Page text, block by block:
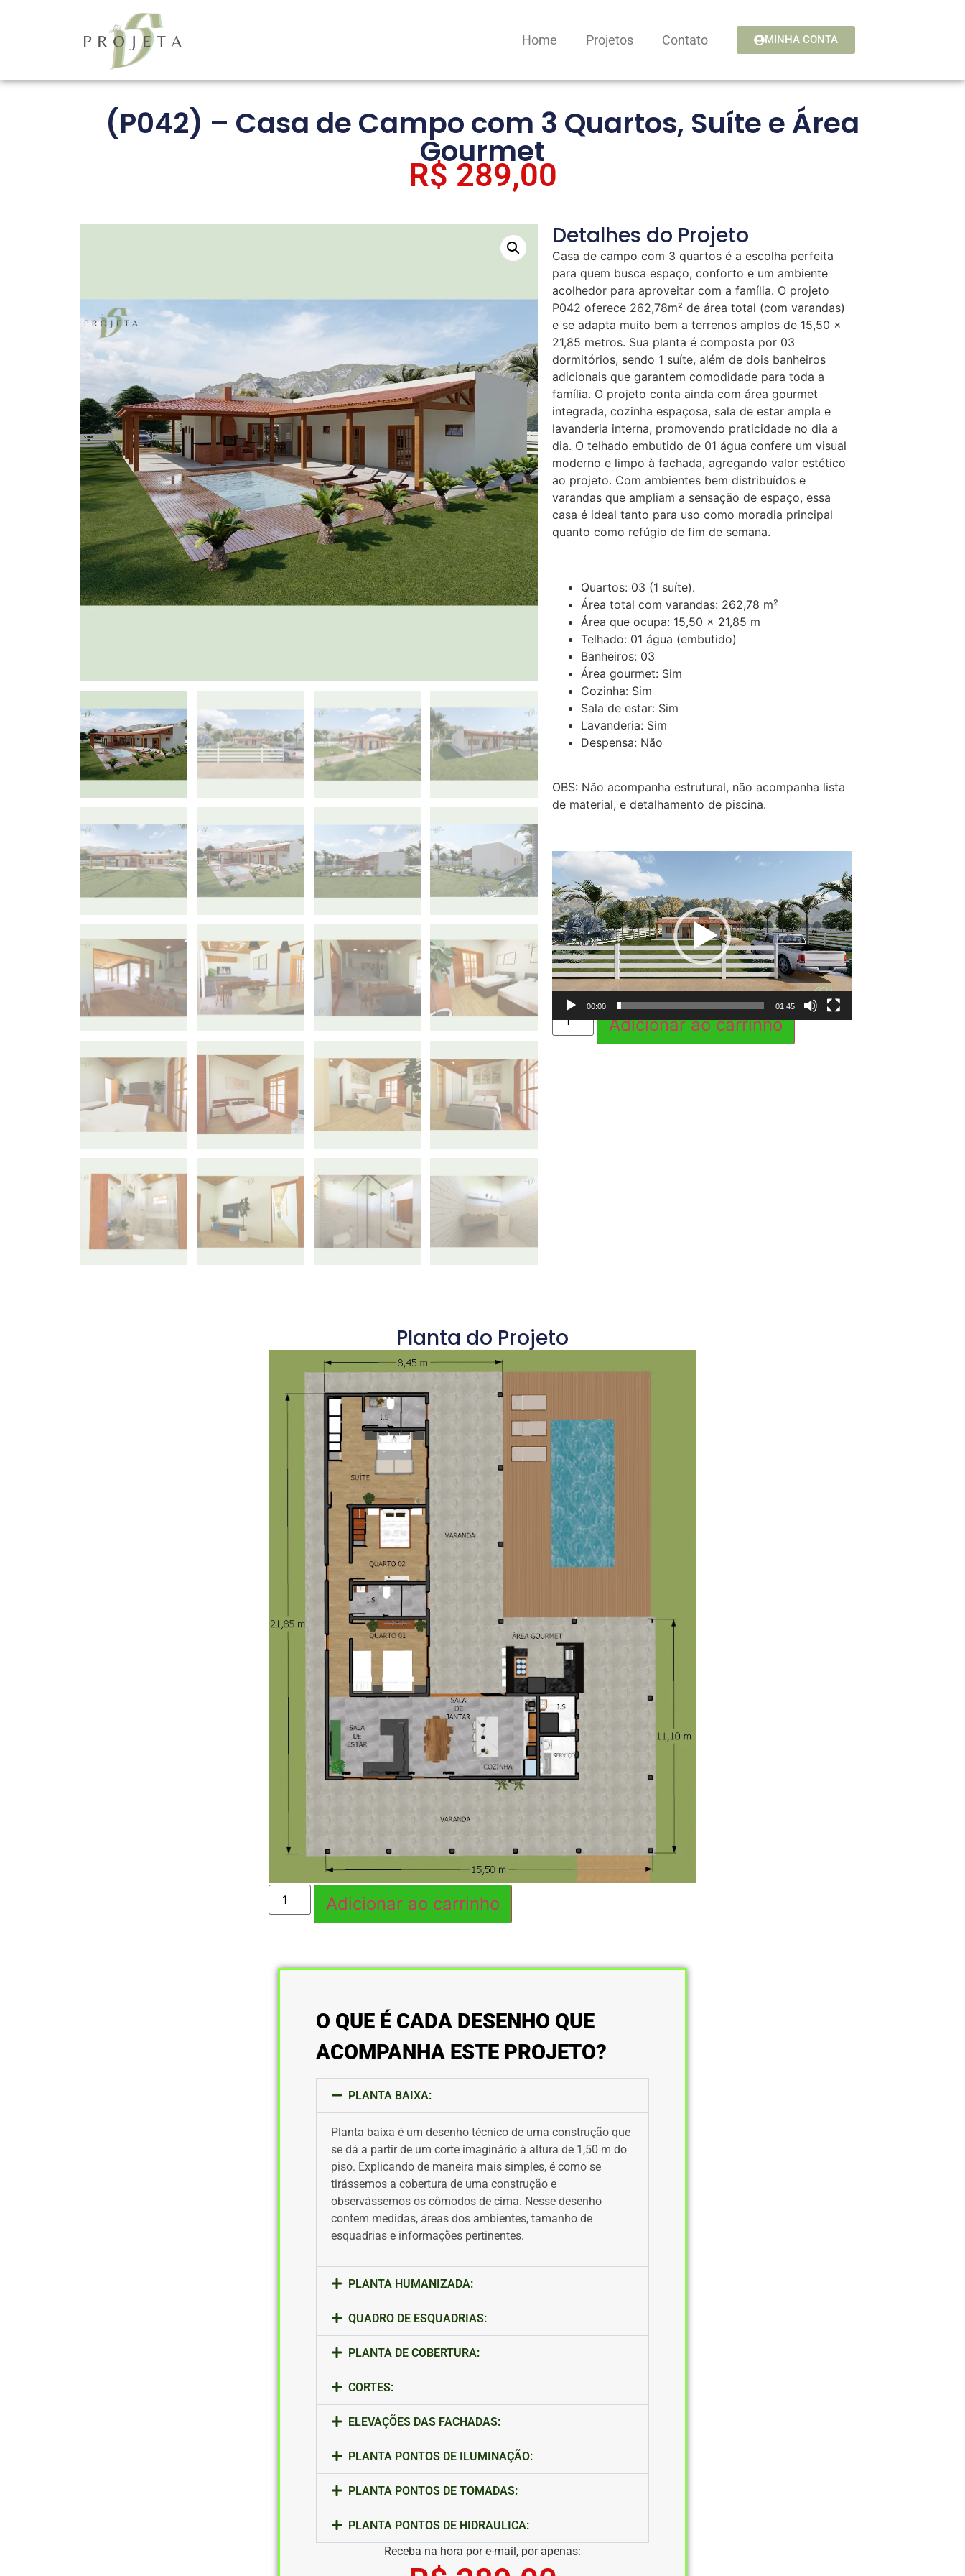
Home Projetos Contato MINHA CONTA
(P042) – Casa de Campo com 3 Quartos, Suíte e Área
Gourmet
R$ 289,00
Detalhes do Projeto
Casa de campo com 3 quartos é a escolha perfeita
para quem busca espaço, conforto e um ambiente
acolhedor para aproveitar com a família. O projeto
P042 oferece 262,78m² de área total (com varandas)
e se adapta muito bem a terrenos amplos de 15,50 ×
21,85 metros. Sua planta é composta por 03
dormitórios, sendo 1 suíte, além de dois banheiros
adicionais que garantem comodidade para toda a
família. O projeto conta ainda com área gourmet
integrada, cozinha espaçosa, sala de estar ampla e
lavanderia interna, promovendo praticidade no dia a
dia. O telhado embutido de 01 água confere um visual
moderno e limpo à fachada, agregando valor estético
ao projeto. Com ambientes bem distribuídos e
varandas que ampliam a sensação de espaço, essa
casa é ideal tanto para uso como moradia principal
quanto como refúgio de fim de semana.
Quartos: 03 (1 suíte).
Área total com varandas: 262,78 m²
Área que ocupa: 15,50 x 21,85 m
Telhado: 01 água (embutido)
Banheiros: 03
Área gourmet: Sim
Cozinha: Sim
Sala de estar: Sim
Lavanderia: Sim
Despensa: Não
OBS: Não acompanha estrutural, não acompanha lista
de material, e detalhamento de piscina.
Tocador
vídeo
00:00 01:45
Adicionar ao carrinho
Planta do Projeto
Adicionar ao carrinho
O QUE É CADA DESENHO QUE
ACOMPANHA ESTE PROJETO?
PLANTA BAIXA:
Planta baixa é um desenho técnico de uma construção que
se dá a partir de um corte imaginário à altura de 1,50 m do
piso. Explicando de maneira mais simples, é como se
tirássemos a cobertura de uma construção e
observássemos os cômodos de cima. Nesse desenho
contem medidas, áreas dos ambientes, tamanho de
esquadrias e informações pertinentes.
PLANTA HUMANIZADA:
QUADRO DE ESQUADRIAS:
PLANTA DE COBERTURA:
CORTES:
ELEVAÇÕES DAS FACHADAS:
PLANTA PONTOS DE ILUMINAÇÃO:
PLANTA PONTOS DE TOMADAS:
PLANTA PONTOS DE HIDRAULICA:
Receba na hora por e-mail, por apenas: